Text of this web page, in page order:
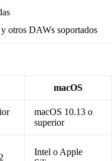
otros DAWs soportados
macOS
macOS 10.13 o
superior
Intel o Apple